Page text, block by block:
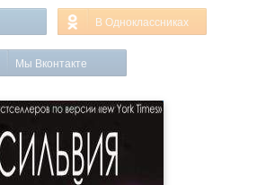
В Одноклассниках
Мы Вконтакте